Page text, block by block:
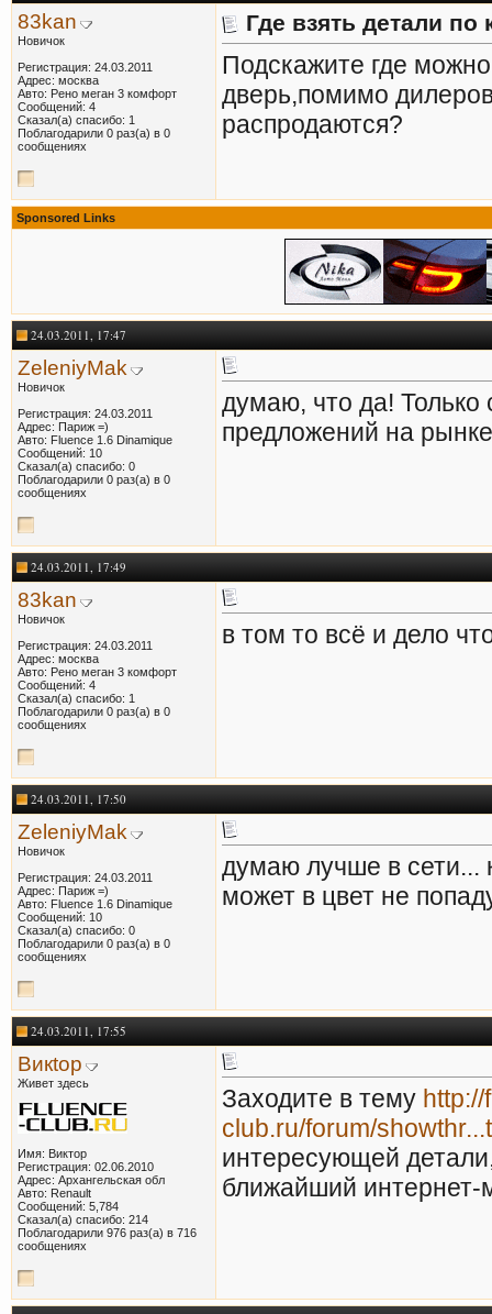
83kan
Новичок
Регистрация: 24.03.2011
Адрес: москва
Авто: Рено меган 3 комфорт
Сообщений: 4
Сказал(а) спасибо: 1
Поблагодарили 0 раз(а) в 0
сообщениях
Где взять детали по
Подскажите где
дверь,помимо
распродаются?
Sponsored Links
24.03.2011, 17:47
ZeleniyMak
Новичок
Регистрация: 24.03.2011
Адрес: Париж =)
Авто: Fluence 1.6 Dinamique
Сообщений: 10
Сказал(а) спасибо: 0
Поблагодарили 0 раз(а) в 0
сообщениях
думаю, что да!
предложений на
24.03.2011, 17:49
83kan
Новичок
Регистрация: 24.03.2011
Адрес: москва
Авто: Рено меган 3 комфорт
Сообщений: 4
Сказал(а) спасибо: 1
Поблагодарили 0 раз(а) в 0
сообщениях
в том то всё и дело
24.03.2011, 17:50
ZeleniyMak
Новичок
Регистрация: 24.03.2011
Адрес: Париж =)
Авто: Fluence 1.6 Dinamique
Сообщений: 10
Сказал(а) спасибо: 0
Поблагодарили 0 раз(а) в 0
сообщениях
думаю лучше в сети...
может в цвет не
24.03.2011, 17:55
Викtор
Живет здесь
Имя: Виктор
Регистрация: 02.06.2010
Адрес: Архангельская обл
Авто: Renault
Сообщений: 5,784
Сказал(а) спасибо: 214
Поблагодарили 976 раз(а) в 716
сообщениях
Заходите в тему
club.ru/forum/
интересующей
ближайший интернет-